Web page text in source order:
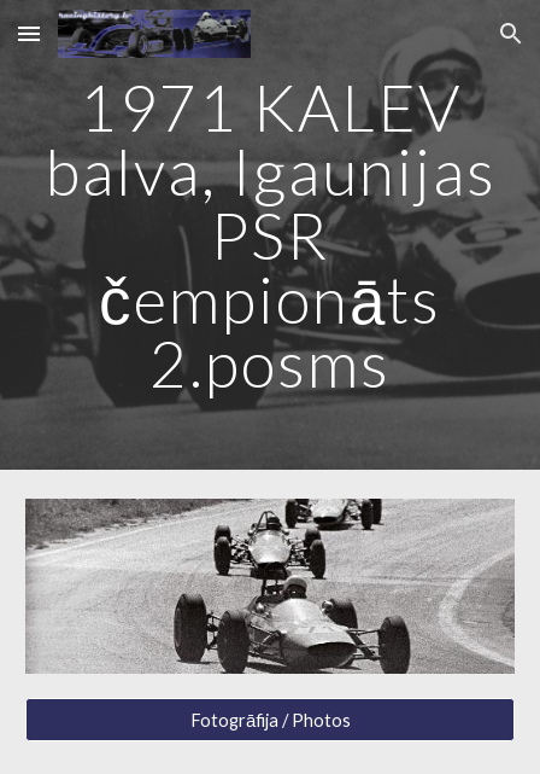
Skip to main content Skip to navigation
1971 KALEV
balva, Igaunijas
PSR
čempionāts
2.posms
Fotogrāfija / Photos